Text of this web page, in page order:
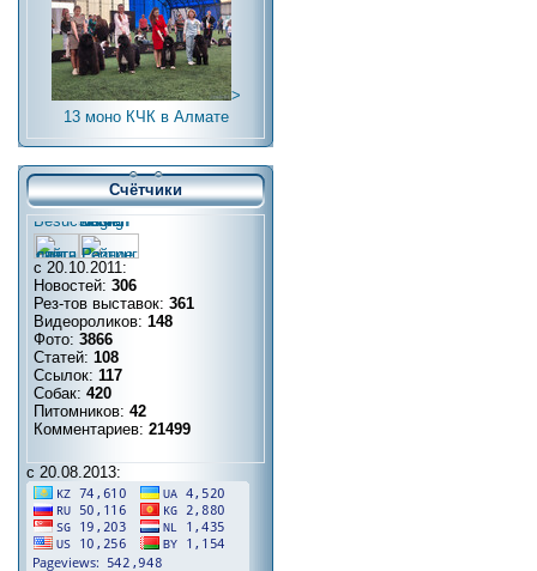
>
13 моно КЧК в Алмате
Счётчики
с 20.10.2011:
Новостей: 306
Рез-тов выставок: 361
Видеороликов: 148
Фото: 3866
Статей: 108
Ссылок: 117
Собак: 420
Питомников: 42
Комментариев: 21499
с 20.08.2013: